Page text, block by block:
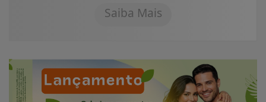
Saiba Mais